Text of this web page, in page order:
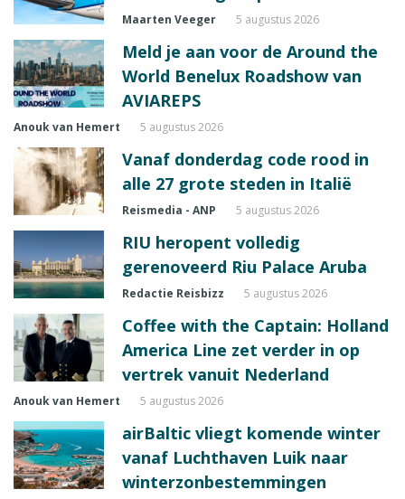
Maarten Veeger 5 augustus 2026
Meld je aan voor de Around the
World Benelux Roadshow van
AVIAREPS
Anouk van Hemert 5 augustus 2026
Vanaf donderdag code rood in
alle 27 grote steden in Italië
Reismedia - ANP 5 augustus 2026
RIU heropent volledig
gerenoveerd Riu Palace Aruba
Redactie Reisbizz 5 augustus 2026
Coffee with the Captain: Holland
America Line zet verder in op
vertrek vanuit Nederland
Anouk van Hemert 5 augustus 2026
airBaltic vliegt komende winter
vanaf Luchthaven Luik naar
winterzonbestemmingen